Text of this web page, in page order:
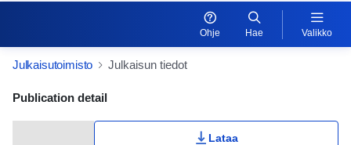
Ohje Hae Valikko
Julkaisutoimisto Julkaisun tiedot
Publication Detail Actions Portlet
Publication detail
Lataa